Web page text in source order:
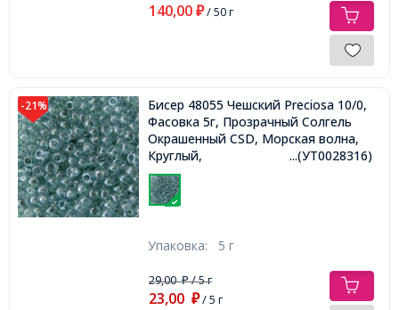
140,00 ₽/ 50 г
-21%
Бисер 48055 Чешский Preciosa 10/0,
Фасовка 5г, Прозрачный Солгель
Окрашенный CSD, Морская волна,
Круглый,
...(УТ0028316)
Упаковка: 5 г
29,00₽/ 5 г
23,00 ₽/ 5 г